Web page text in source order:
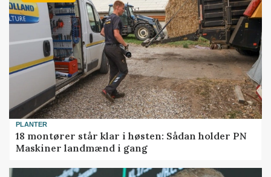
PLANTER
18 montører står klar i høsten: Sådan holder PN
Maskiner landmænd i gang